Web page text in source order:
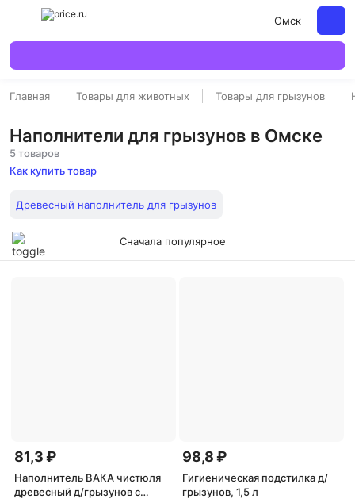
Омск
Главная Товары для животных Товары для грызунов
Наполнители для грызунов в Омске
5 товаров
Как купить товар
Древесный наполнитель для грызунов
Сначала популярное
81,3 ₽
Наполнитель ВАКА чистюля
древесный д/грызунов с
98,8 ₽
Гигиеническая подстилка д/
грызунов, 1,5 л